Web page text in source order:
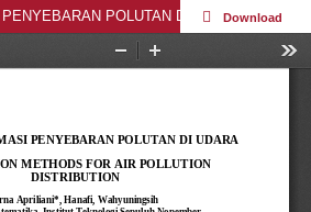
POLUTAN DI UDARADownload